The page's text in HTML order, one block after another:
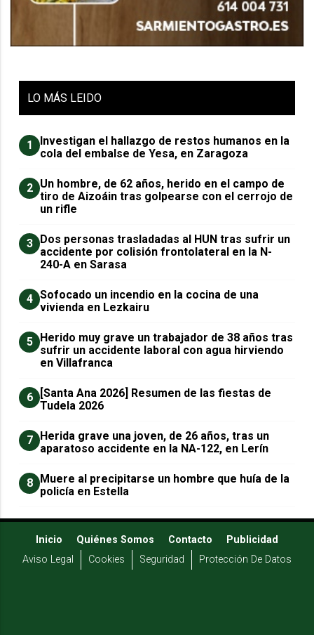
LO MÁS LEIDO
1
Investigan el hallazgo de restos humanos en la
cola del embalse de Yesa, en Zaragoza
2 Un hombre, de 62 años, herido en el campo de
tiro de Aizoáin tras golpearse con el cerrojo de
un rifle
3 ​Dos personas trasladadas al HUN tras sufrir un
accidente por colisión frontolateral en la N-
240-A en Sarasa
4 Sofocado un incendio en la cocina de una
vivienda en Lezkairu
5 Herido muy grave un trabajador de 38 años tras
sufrir un accidente laboral con agua hirviendo
en Villafranca
6
[Santa Ana 2026] Resumen de las fiestas de
Tudela 2026
7 Herida grave una joven, de 26 años, tras un
aparatoso accidente en la NA-122, en Lerín
8 Muere al precipitarse un hombre que huía de la
policía en Estella
Inicio Quiénes Somos Contacto
Publicidad
Aviso Legal
Cookies Seguridad Protección De Datos